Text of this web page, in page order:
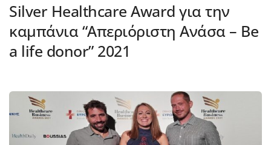
Silver Healthcare Award για την
καμπάνια “Απεριόριστη Ανάσα – Be
a life donor” 2021